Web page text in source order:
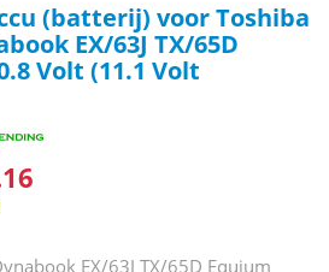
(batterij) voor Toshiba
EX/63J TX/65D
Volt (11.1 Volt
EX/63J TX/65D Equium